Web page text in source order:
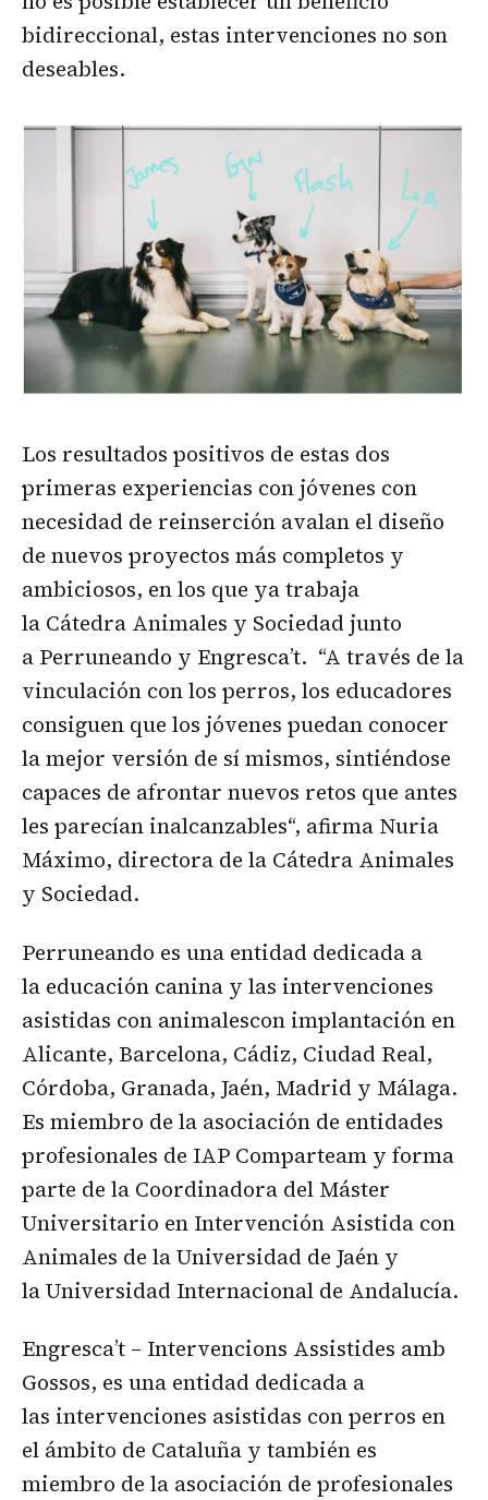
bidireccional, estas intervenciones no son
deseables.
Los resultados positivos de estas dos
primeras experiencias con jóvenes con
necesidad de reinserción avalan el diseño
de nuevos proyectos más completos y
ambiciosos, en los que ya trabaja
la Cátedra Animales y Sociedad junto
a Perruneando y Engresca’t. “A través de la
vinculación con los perros, los educadores
consiguen que los jóvenes puedan conocer
la mejor versión de sí mismos, sintiéndose
capaces de afrontar nuevos retos que antes
les parecían inalcanzables“, afirma Nuria
Máximo, directora de la Cátedra Animales
y Sociedad.
Perruneando es una entidad dedicada a
la educación canina y las intervenciones
asistidas con animalescon implantación en
Alicante, Barcelona, Cádiz, Ciudad Real,
Córdoba, Granada, Jaén, Madrid y Málaga.
Es miembro de la asociación de entidades
profesionales de IAP Comparteam y forma
parte de la Coordinadora del Máster
Universitario en Intervención Asistida con
Animales de la Universidad de Jaén y
la Universidad Internacional de Andalucía.
Engresca’t – Intervencions Assistides amb
Gossos, es una entidad dedicada a
las intervenciones asistidas con perros en
el ámbito de Cataluña y también es
miembro de la asociación de profesionales